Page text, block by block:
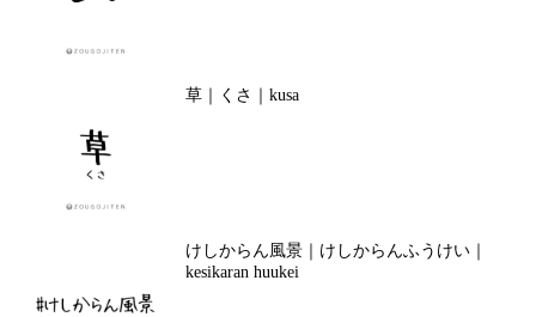
草｜くさ｜kusa
けしからん風景｜けしからんふうけい｜
kesikaran huukei